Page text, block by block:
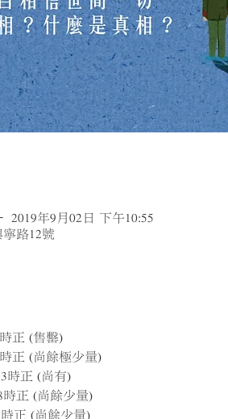
2019年9月02日 下午10:55
路12號
正 (售罊)
正 (尚餘極少量)
時正 (尚有)
時正 (尚餘少量)
正 (尚餘少量)